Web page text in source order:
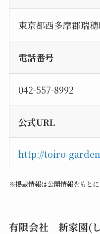
東京都西多摩郡瑞
電話番号
042-557-8992
公式URL
http://toiro-
※掲載情報は公開情報をもとに
有限会社 新家園(